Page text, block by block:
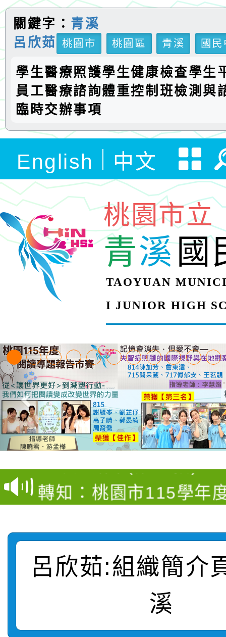
關鍵字： 青溪
呂欣茹
桃園市 桃園區 青溪 國
學生醫療照護學生健康檢查學生
員工醫療諮詢體重控制班檢測與
臨時交辦事項
English 中文
桃園市立
青溪國
TAOYUAN
I JUNIOR HIGH
【甄選結果(第4招)】
結果(第4招)
學年度第1學期第7次代
轉知：桃園市115學年
賽實施要點
比賽實施要點」
轉知：「115年金融知
動辦法」
轉知臺中市政府政風處
城市手牽手，綠能透明
畫影片一案
轉知：「115學年度全
劇比賽實施要點」及修
轉知：桃園市115年度
呂欣茹:組織簡介
溪